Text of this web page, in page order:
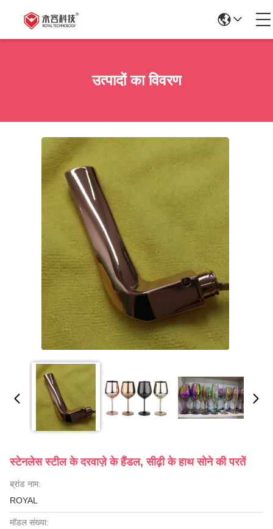
उत्पादों का विवरण
स्टेनलेस स्टील के दरवाज़े के हैंडल, सीढ़ी के हाथ सोने की परतें
ब्रांड नाम:
ROYAL
मॉडल संख्या: